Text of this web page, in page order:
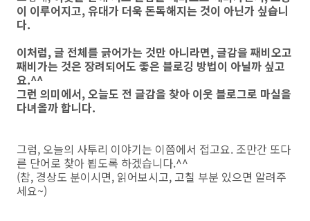
이 이루어지고, 유대가 더욱 돈독해지는 것이 아닌가 싶습니
다.
이처럼, 글 전체를 긁어가는 것만 아니라면, 글감을 째비오고
째비가는 것은 장려되어도 좋은 블로깅 방법이 아닐까 싶고
요.^^
그런 의미에서, 오늘도 전 글감을 찾아 이웃 블로그로 마실을
다녀올까 합니다.
그럼, 오늘의 사투리 이야기는 이쯤에서 접고요. 조만간 또다
른 단어로 찾아 뵙도록 하겠습니다.^^
(참, 경상도 분이시면, 읽어보시고, 고칠 부분 있으면 알려주
세요~)